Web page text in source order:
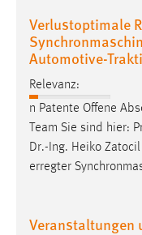
Verlustoptimale
Automotive-
Relevanz:
n Patente Offene
Team Sie sind hier:
Dr.-Ing. Heiko
erregter
Veranstaltungen